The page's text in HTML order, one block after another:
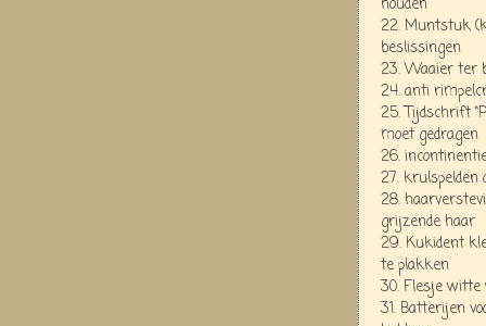
22. Muntstuk
beslissingen
23. Waaier ter
24. anti
25. Tijdschrift
moet gedragen
26.
27. krulspelden
28.
grijzende haar
29. Kukident
te plakken
30. Flesje
31. Batterijen